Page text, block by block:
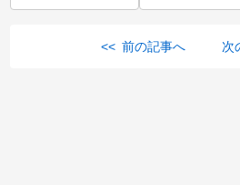
<< 前の記事へ 次